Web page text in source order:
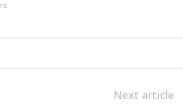
Next article